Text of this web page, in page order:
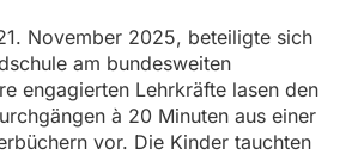
November 2025, beteiligte sich
am bundesweiten
engagierten Lehrkräfte lasen den
à 20 Minuten aus einer
vor. Die Kinder tauchten